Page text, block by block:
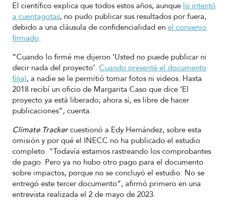
El científico explica que todos estos años, aunque lo intentó
a cuentagotas, no pudo publicar sus resultados por fuera,
debido a una cláusula de confidencialidad en el convenio
firmado.
“Cuando lo firmé me dijeron ‘Usted no puede publicar ni
decir nada del proyecto’. Cuando presenté el documento
final, a nadie se le permitió tomar fotos ni videos. Hasta
2018 recibí un oficio de Margarita Caso que dice ‘El
proyecto ya está liberado; ahora sí, es libre de hacer
publicaciones”, cuenta.
Climate Trackercuestionó a Edy Hernández, sobre esta
omisión y por qué el INECC no ha publicado el estudio
completo. "Todavía estamos rastreando los comprobantes
de pago. Pero ya no hubo otro pago para el documento
sobre impactos, porque no se concluyó el estudio. No se
entregó este tercer documento”, afirmó primero en una
entrevista realizada el 2 de mayo de 2023.